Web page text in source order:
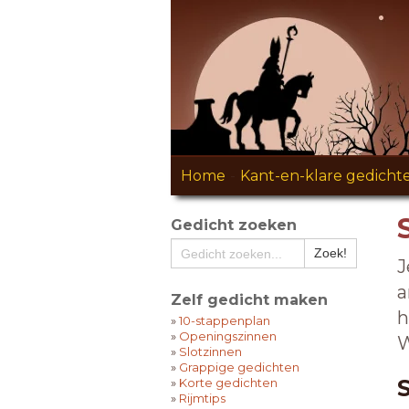
Home Kant-en-klare
Gedicht zoeken
Zelf gedicht maken
»10-stappenplan
» Openingszinnen
» Slotzinnen
» Grappige gedichten
» Korte gedichten
» Rijmtips